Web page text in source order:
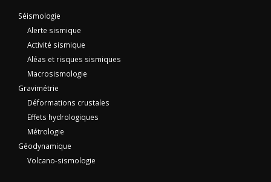
Séismologie
Alerte sismique
Activité sismique
Aléas et risques sismiques
Macrosismologie
Gravimétrie
Déformations crustales
Effets hydrologiques
Métrologie
Géodynamique
Volcano-sismologie